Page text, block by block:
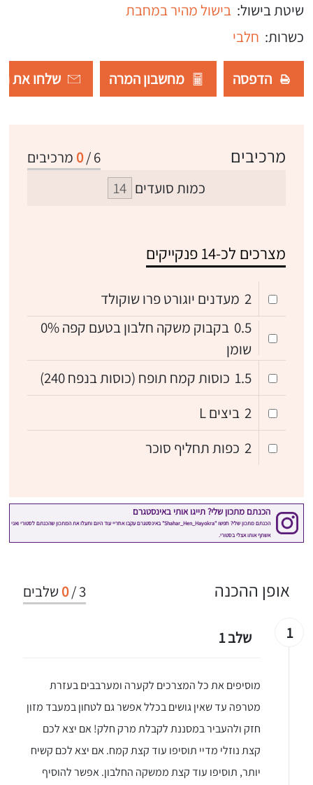
שיטת בישול: בישול מהיר במחבת
כשרות: חלבי
הדפסה מחשבון המרה שלחו את
6
/
0 מרכיבים מרכיבים
כמות סועדים
מצרכים לכ-14 פנקייקים
2 מעדנים יוגורט פרו שוקולד
0.5
בקבוק משקה חלבון בטעם קפה 0%
שומן
1.5 כוסות קמח תופח (כוסות בנפח 240)
2 ביצים L
2 כפות תחליף סוכר
3
/
0 שלבים אופן ההכנה
1 שלב 1
מוסיפים את כל המצרכים לקערה ומערבבים בעזרת
מטרפה עד שאין גושים בכלל אפשר גם לטחון במעבד מזון
חזק ולהעביר במסננת לקבלת מרק חלק! אם יצא לכם
קצת נוזלי מדיי תוסיפו עוד קצת קמח. אם יצא לכם קשיח
יותר, תוסיפו עוד קצת ממשקה החלבון. אפשר להוסיף